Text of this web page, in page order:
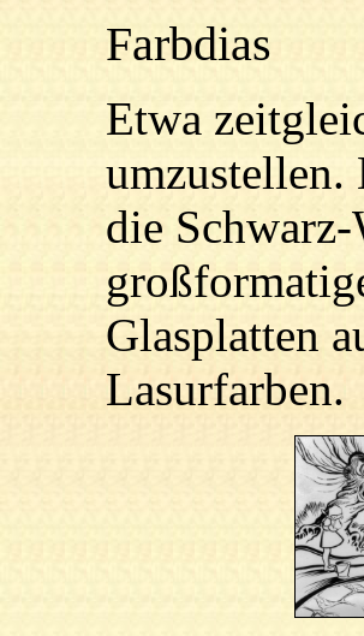
Farbdias
Etwa
umzustellen.
die
Glasplatten
Lasurfarben.